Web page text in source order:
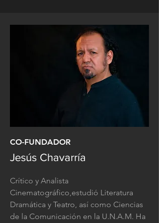
CO-FUNDADOR
Jesús Chavarría
Crítico y Analista
Cinematográfico,estudió Literatura
Dramática y Teatro, así como Ciencias
de la Comunicación en la U.N.A.M. Ha